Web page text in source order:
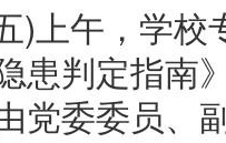
)上午，学
患判定指南
党委委员、